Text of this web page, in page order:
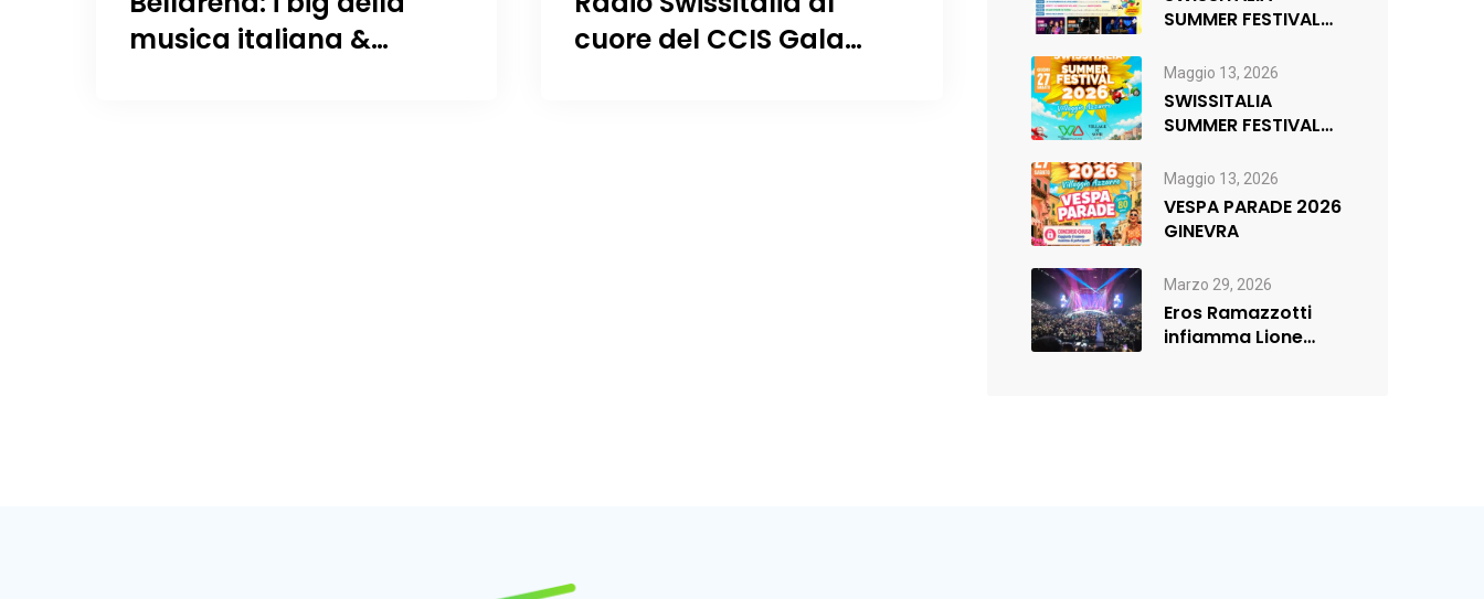
musica italiana &
cuore del CCIS Gala
SUMMER FESTIVAL
Maggio 13, 2026
SWISSITALIA
SUMMER FESTIVAL
Maggio 13, 2026
VESPA PARADE 2026
GINEVRA
Marzo 29, 2026
Eros Ramazzotti
infiamma Lione